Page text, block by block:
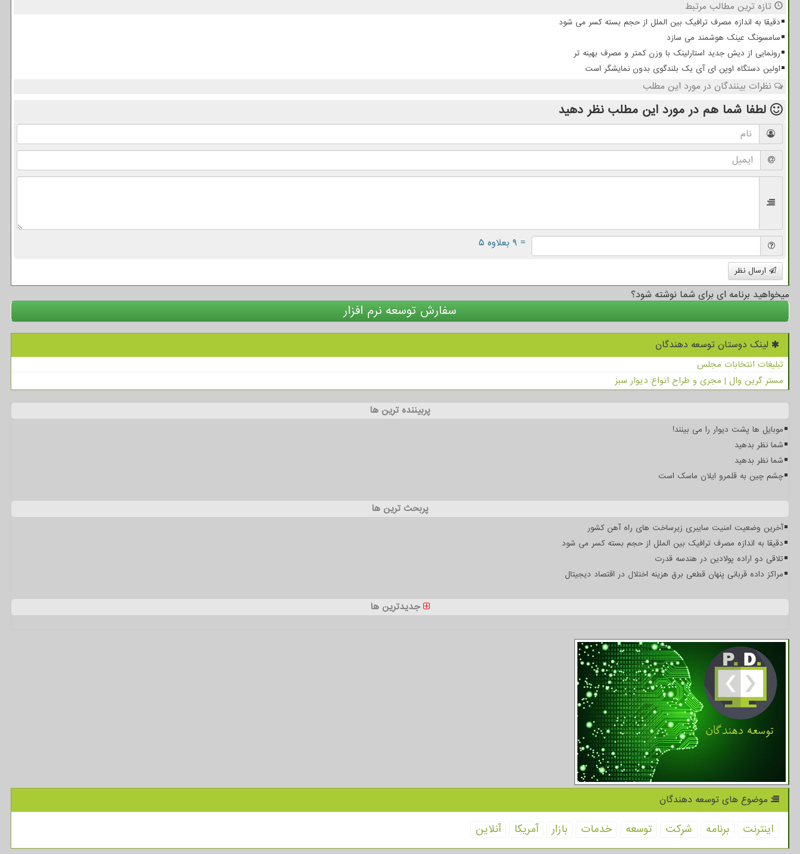
تازه ترین مطالب مرتبط
دقیقا به اندازه مصرف ترافیک بین الملل از حجم بسته کسر می شود
سامسونگ عینک هوشمند می سازد
رونمایی از دیش جدید استارلینک با وزن کمتر و مصرف بهینه تر
اولین دستگاه اوپن ای آی یک بلندگوی بدون نمایشگر است
نظرات بینندگان در مورد این مطلب
لطفا شما هم در مورد این مطلب نظر دهید
= ۹ بعلاوه ۵
ارسال نظر
میخواهید برنامه ای برای شما نوشته شود؟
سفارش توسعه نرم افزار
لینک دوستان توسعه دهندگان
تبلیغات انتخابات مجلس
مستر گرین وال | مجری و طراح انواع دیوار سبز
پربیننده ترین ها
موبایل ها پشت دیوار را می بینند!
شما نظر بدهید
شما نظر بدهید
چشم چین به قلمرو ایلان ماسک است
پربحث ترین ها
آخرین وضعیت امنیت سایبری زیرساخت های راه آهن کشور
دقیقا به اندازه مصرف ترافیک بین الملل از حجم بسته کسر می شود
تلاقی دو اراده پولادین در هندسه قدرت
مراکز داده قربانی پنهان قطعی برق هزینه اختلال در اقتصاد دیجیتال
جدیدترین ها
موضوع های توسعه دهندگان
اینترنت برنامه شركت توسعه خدمات بازار آمریكا آنلاین